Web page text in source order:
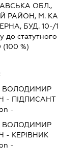
ОБЛ.,
РАЙОН, М.
БУД. 10-/1
до
(100 %)
ВОЛОДИМИР
- ПІДПИСАНТ
-
ВОЛОДИМИР
- КЕРІВНИК
-